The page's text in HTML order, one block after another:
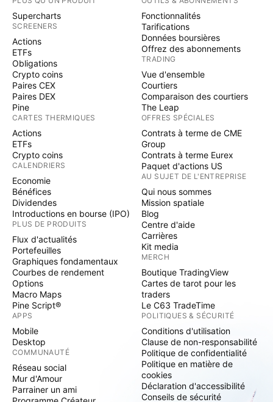
Supercharts
SCREENERS
Actions
ETFs
Obligations
Crypto coins
Paires CEX
Paires DEX
Pine
CARTES THERMIQUES
Actions
ETFs
Crypto coins
CALENDRIERS
Economie
Bénéfices
Dividendes
Introductions en bourse (IPO)
PLUS DE PRODUITS
Flux d'actualités
Portefeuilles
Graphiques fondamentaux
Courbes de rendement
Options
Macro Maps
Pine Script®
APPS
Mobile
Desktop
COMMUNAUTÉ
Réseau social
Mur d'Amour
Parrainer un ami
Fonctionnalités
Tarifications
Données boursières
Offrez des abonnements
TRADING
Vue d'ensemble
Courtiers
Comparaison des courtiers
The Leap
OFFRES SPÉCIALES
Contrats à terme de CME
Group
Contrats à terme Eurex
Paquet d'actions US
AU SUJET DE L'ENTREPRISE
Qui nous sommes
Mission spatiale
Blog
Centre d'aide
Carrières
Kit media
MERCH
Boutique TradingView
Cartes de tarot pour les
traders
Le C63 TradeTime
POLITIQUES & SÉCURITÉ
Conditions d'utilisation
Clause de non-responsabilité
Politique de confidentialité
Politique en matière de
cookies
Déclaration d'accessibilité
Conseils de sécurité